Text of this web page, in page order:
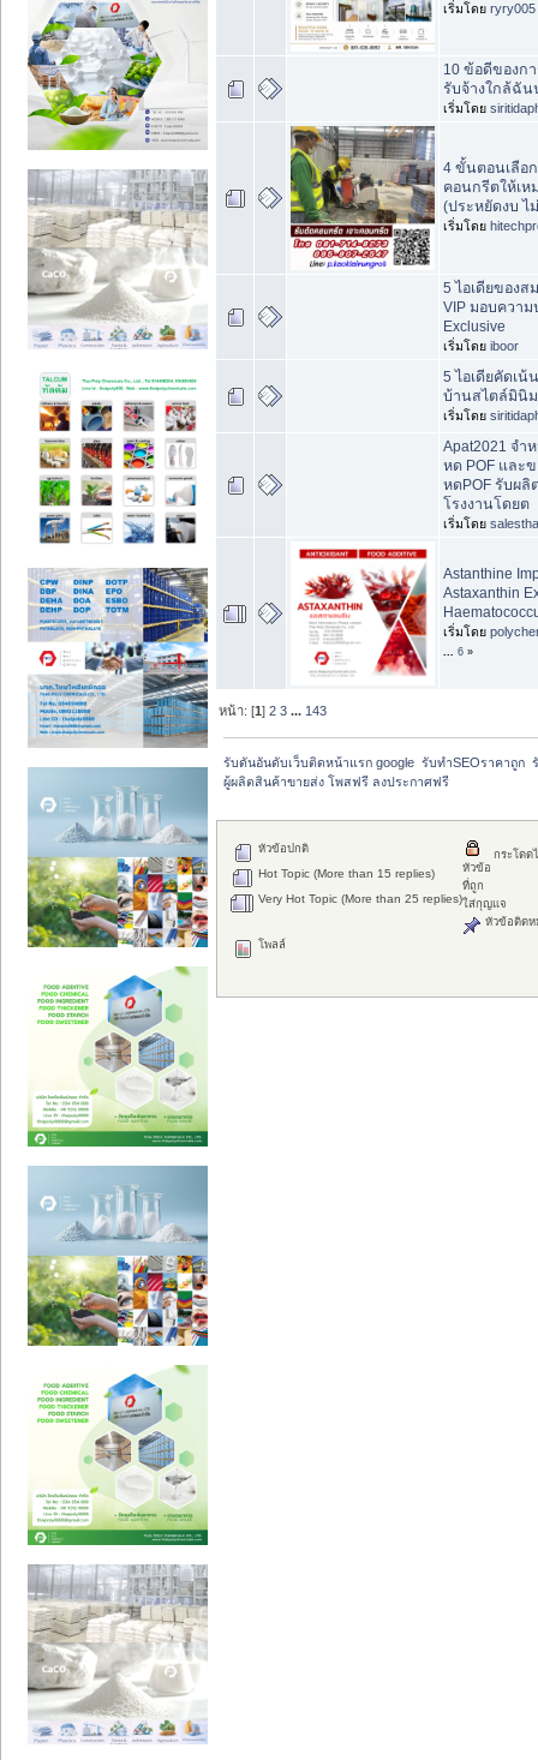
เริ่มโดย ryry005
10 ข้อดีของก
รับจ้างใกล้ฉั
เริ่มโดย
4 ขั้นตอนเลือก
คอนกรีตให้เห
(ประหยัดงบ ไ
เริ่มโดย
5 ไอเดียของ
VIP มอบควา
Exclusive
เริ่มโดย iboor
5 ไอเดียคัดเน้
บ้านสไตล์มินิ
เริ่มโดย
Apat2021 จำ
หด POF และ
หดPOF รับผลิ
โรงงานโดยต
เริ่มโดย
Astanthine
Astaxanthin
เริ่มโดย
... 6 »
หน้า: [1]2 3 ...143
รับดันอันดับเว็บติดหน้าแรก google  รับทำSEOราคาถูก
ผู้ผลิตสินค้าขายส่ง โพสฟรี ลงประกาศฟรี
กระโดด
หัวข้อปกติ
Hot Topic (More than 15 replies)
Very Hot Topic (More than 25 replies)
หัวข้อ
ที่ถูก
ใส่กุญแจ
หัวข้อติดห
โพลล์